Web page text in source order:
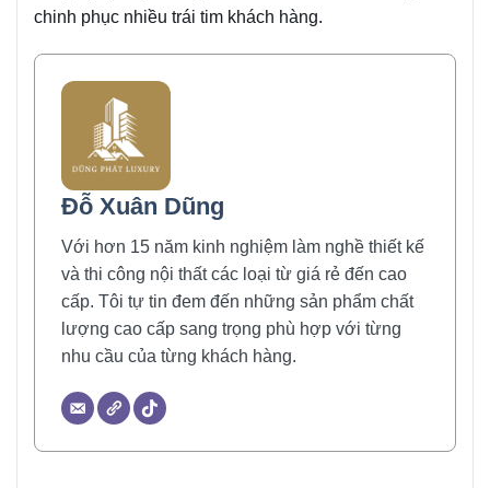
chinh phục nhiều trái tim khách hàng.
Đỗ Xuân Dũng
Với hơn 15 năm kinh nghiệm làm nghề thiết kế
và thi công nội thất các loại từ giá rẻ đến cao
cấp. Tôi tự tin đem đến những sản phẩm chất
lượng cao cấp sang trọng phù hợp với từng
nhu cầu của từng khách hàng.